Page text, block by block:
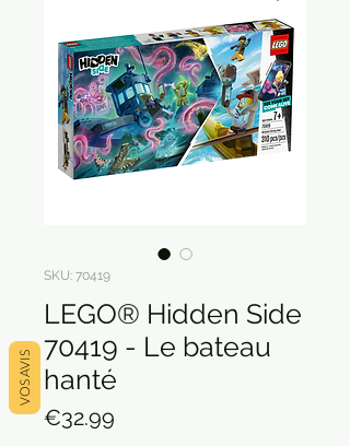
SKU: 70419
LEGO® Hidden Side
70419 - Le bateau
hanté
€32.99
VOS AVIS